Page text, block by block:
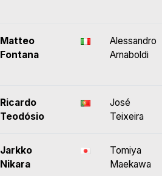
Matteo
Fontana
Alessandro
Arnaboldi
Ricardo
Teodósio
José
Teixeira
Jarkko
Nikara
Tomiya
Maekawa